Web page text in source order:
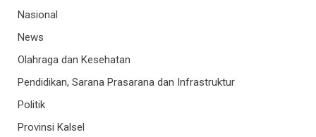
Nasional
News
Olahraga dan Kesehatan
Pendidikan, Sarana Prasarana dan Infrastruktur
Politik
Provinsi Kalsel